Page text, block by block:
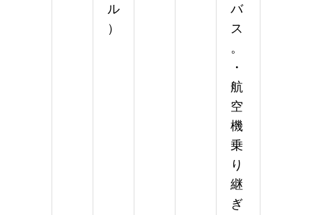
ル
）
バ
ス
。
・
航
空
機
乗
り
継
ぎ